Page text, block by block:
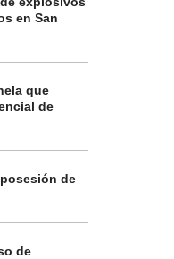
en San
que
de
de
de